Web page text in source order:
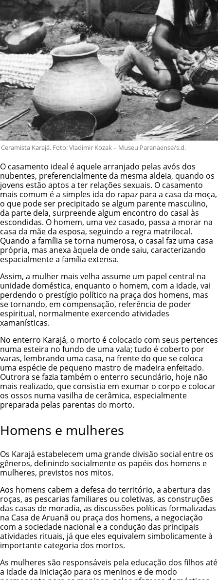
Ceramista Karajá. Foto: Vladimir Kozak – Museu Paranaense/s.d.
O casamento ideal é aquele arranjado pelas avós dos
nubentes, preferencialmente da mesma aldeia, quando os
jovens estão aptos a ter relações sexuais. O casamento
mais comum é a simples ida do rapaz para a casa da moça,
o que pode ser precipitado se algum parente masculino,
da parte dela, surpreende algum encontro do casal às
escondidas. O homem, uma vez casado, passa a morar na
casa da mãe da esposa, seguindo a regra matrilocal.
Quando a família se torna numerosa, o casal faz uma casa
própria, mas anexa àquela de onde saiu, caracterizando
espacialmente a família extensa.
Assim, a mulher mais velha assume um papel central na
unidade doméstica, enquanto o homem, com a idade, vai
perdendo o prestígio político na praça dos homens, mas
se tornando, em compensação, referência de poder
espiritual, normalmente exercendo atividades
xamanísticas.
No enterro Karajá, o morto é colocado com seus pertences
numa esteira no fundo de uma vala; tudo é coberto por
varas, lembrando uma casa, na frente do que se coloca
uma espécie de pequeno mastro de madeira enfeitado.
Outrora se fazia também o enterro secundário, hoje não
mais realizado, que consistia em exumar o corpo e colocar
os ossos numa vasilha de cerâmica, especialmente
preparada pelas parentas do morto.
Homens e mulheres
Os Karajá estabelecem uma grande divisão social entre os
gêneros, definindo socialmente os papéis dos homens e
mulheres, previstos nos mitos.
Aos homens cabem a defesa do território, a abertura das
roças, as pescarias familiares ou coletivas, as construções
das casas de moradia, as discussões políticas formalizadas
na Casa de Aruanã ou praça dos homens, a negociação
com a sociedade nacional e a condução das principais
atividades rituais, já que eles equivalem simbolicamente à
importante categoria dos mortos.
As mulheres são responsáveis pela educação dos filhos até
a idade da iniciação para os meninos e de modo